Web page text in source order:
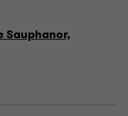
Sauphanor,